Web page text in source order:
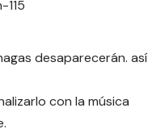
desaparecerán. así
con la música